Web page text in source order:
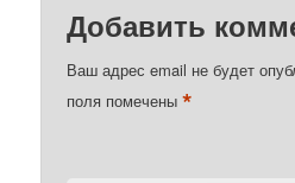
Добавить
Ваш адрес email не будет
поля помечены*